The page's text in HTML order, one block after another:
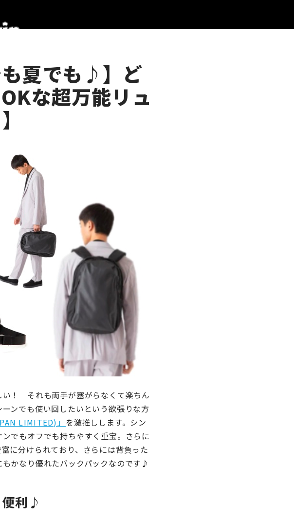
も夏でも♪】ど
な超万能リュ
い！ それも両手が塞がらなくて楽ちん
ンでも使い回したいという欲張りな方
LIMITED)」 を激推しします。シン
でもオフでも持ちやすく重宝。さらに
に分けられており、さらには背負った
かなり優れたバックパックなのです♪
便利♪